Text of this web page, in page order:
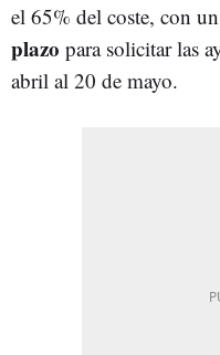
el 65% del coste, con
plazo para solicitar las
abril al 20 de mayo.